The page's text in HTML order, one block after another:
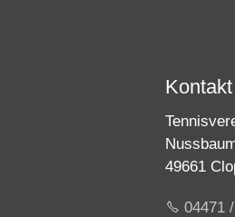
Kontakt
49661
04471